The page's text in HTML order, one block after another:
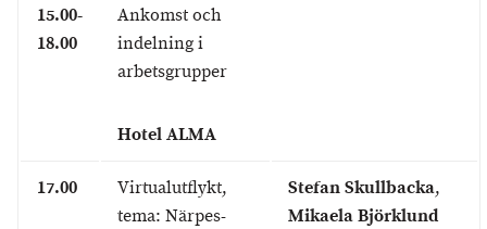
15.00-
18.00
Ankomst och
indelning i
arbetsgrupper
Hotel ALMA
17.00
Virtualutflykt,
tema: Närpes-
Stefan Skullbacka,
Mikaela Björklund